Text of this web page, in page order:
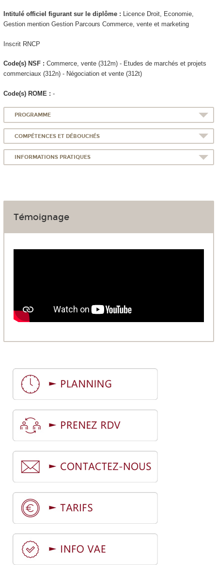
Intitulé officiel figurant sur le diplôme : Licence Droit, Economie,
Gestion mention Gestion Parcours Commerce, vente et marketing
Inscrit RNCP
Code(s) NSF : Commerce, vente (312m) - Etudes de marchés et projets
commerciaux (312n) - Négociation et vente (312t)
Code(s) ROME : -
PROGRAMME
COMPÉTENCES ET DÉBOUCHÉS
INFORMATIONS PRATIQUES
Témoignage